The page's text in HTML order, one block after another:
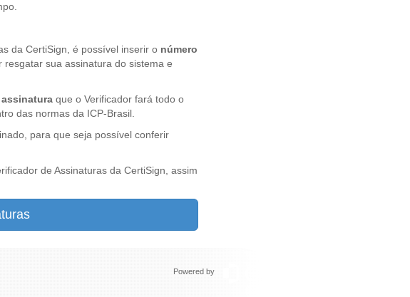
da CertiSign, é possível inserir o número
sua assinatura do sistema e
que o Verificador fará todo o
das normas da ICP-Brasil.
para que seja possível conferir
de Assinaturas da CertiSign, assim
Powered by